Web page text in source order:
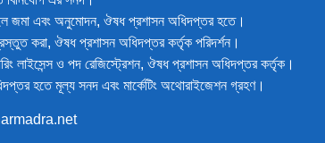
জমা এবং অনুমোদন, ঔষধ প্রশাসন অধিদপ্তর হতে।
করা, ঔষধ প্রশাসন অধিদপ্তর কর্তৃক পরিদর্শন।
লাইসেন্স ও পদ রেজিস্ট্রেশন, ঔষধ প্রশাসন অধিদপ্তর কর্তৃক।
হতে মূল্য সনদ এবং মার্কেটিং অথোরাইজেশন গ্রহণ।